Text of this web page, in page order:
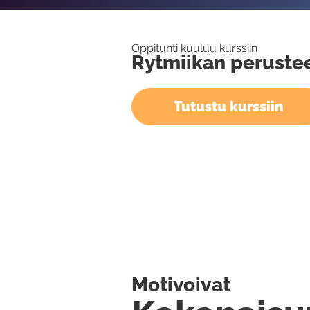
Oppitunti kuuluu kurssiin
Rytmiikan
Tutustu kurssiin
Motivoivat